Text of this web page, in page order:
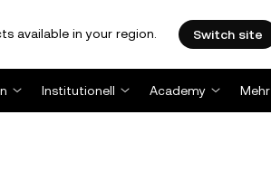
available in your region. Switch site
Institutionell Academy Mehr